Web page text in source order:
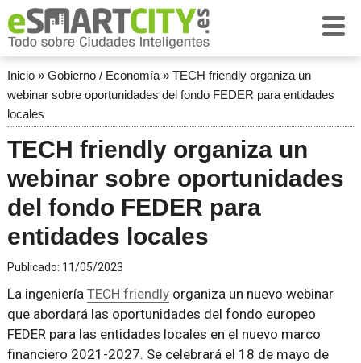
Inicio» Gobierno / Economía» TECH friendly organiza un
webinar sobre oportunidades del fondo FEDER para entidades
locales
TECH friendly organiza un
webinar sobre oportunidades
del fondo FEDER para
entidades locales
Publicado: 11/05/2023
La ingeniería TECH friendlyorganiza un nuevo webinar
que abordará las oportunidades del fondo europeo
FEDER para las entidades locales en el nuevo marco
financiero 2021-2027. Se celebrará el 18 de mayo de